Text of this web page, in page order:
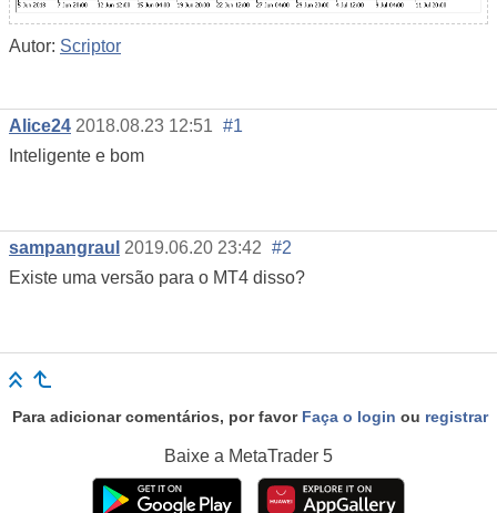
Autor: Scriptor
Alice24 2018.08.23 12:51 #1
Inteligente e bom
sampangraul 2019.06.20 23:42 #2
Existe uma versão para o MT4 disso?
Para adicionar comentários, por favor Faça o login ou registrar
Baixe a MetaTrader 5